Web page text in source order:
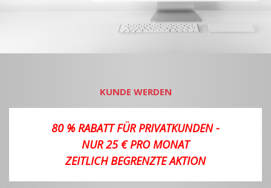
KUNDE WERDEN
80 % RABATT FÜR PRIVATKUNDEN -
NUR 25 € PRO MONAT
ZEITLICH BEGRENZTE AKTION